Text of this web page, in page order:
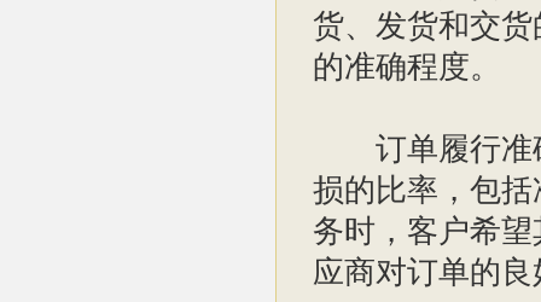
货、发货和交
的准确程度。
订单履行准确
损的比率，包
务时，客户希
应商对订单的